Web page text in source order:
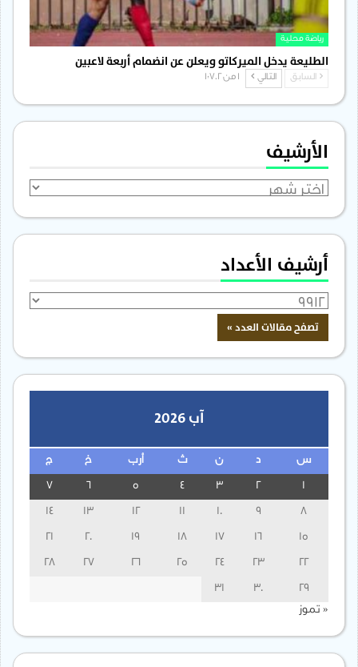
رياضة محلية
الطليعة يدخل الميركاتو ويعلن عن انضمام أربعة لاعبين
السابق التالي
الأرشيف
الأرشيف
أرشيف الأعداد
آب 2026
س ن ث أرب خ ج
3
13
14
15
16
17
18
19
20
21
22
23
24
25
26
27
28
29
30
31
« تموز